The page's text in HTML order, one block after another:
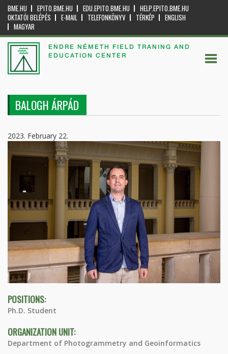
BME.HU EPITO.BME.HU EDU.EPITO.BME.HU
HELP.EPITO.BME.HU
OKTATÓI BELÉPÉS
E-MAIL TELEFONKÖNYV TÉRKÉP
ENGLISH
MAGYAR
ENDRE NÉMETH FIELD TRANING AND
EDUCATION CENTER
BALOGH ÁRPÁD
2023. February 22.
POSITIONS:
Ph.D. Student
ORGANIZATION UNIT:
Department of Photogrammetry and Geoinformatics